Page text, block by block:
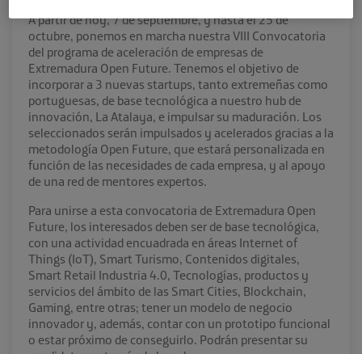
A partir de hoy, 7 de septiembre, y hasta el 25 de
octubre, ponemos en marcha nuestra VIII Convocatoria
del programa de aceleración de empresas de
Extremadura Open Future. Tenemos el objetivo de
incorporar a 3 nuevas startups, tanto extremeñas como
portuguesas, de base tecnológica a nuestro hub de
innovación, La Atalaya, e impulsar su maduración. Los
seleccionados serán impulsados y acelerados gracias a la
metodología Open Future, que estará personalizada en
función de las necesidades de cada empresa, y al apoyo
de una red de mentores expertos.
Para unirse a esta convocatoria de Extremadura Open
Future, los interesados deben ser de base tecnológica,
con una actividad encuadrada en áreas Internet of
Things (IoT), Smart Turismo, Contenidos digitales,
Smart Retail Industria 4.0, Tecnologías, productos y
servicios del ámbito de las Smart Cities, Blockchain,
Gaming, entre otras; tener un modelo de negocio
innovador y, además, contar con un prototipo funcional
o estar próximo de conseguirlo. Podrán presentar su